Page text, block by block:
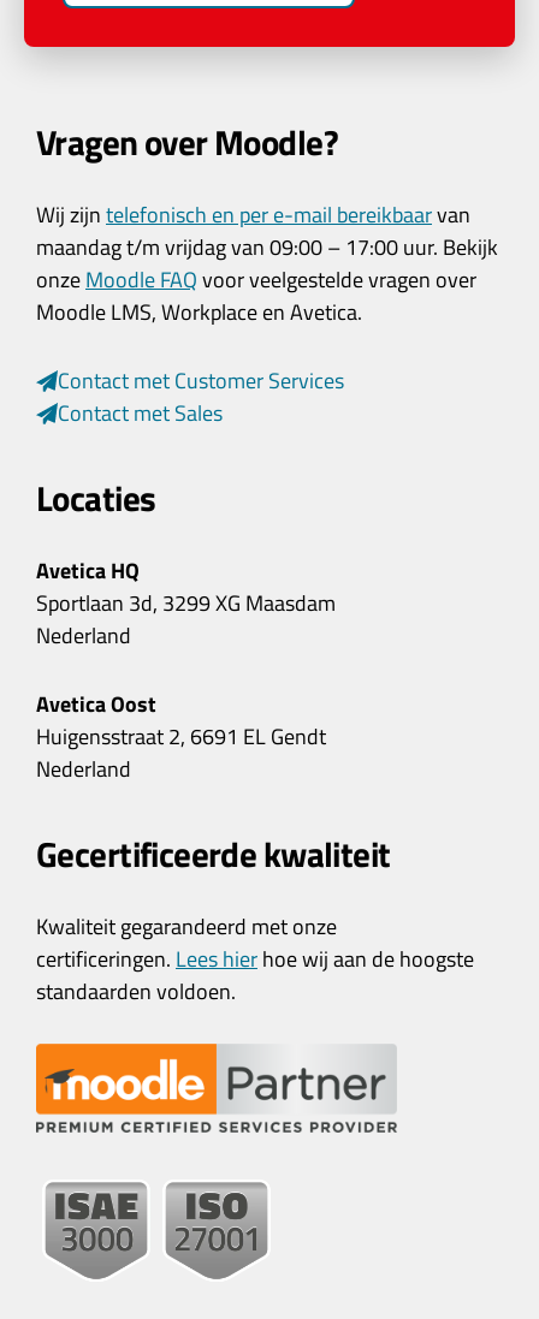
Vragen over Moodle?
Wij zijntelefonisch en per e-mail bereikbaarvan
maandag t/m vrijdag van 09:00 – 17:00 uur. Bekijk
onzeMoodle FAQvoor veelgestelde vragen over
Moodle LMS, Workplace en Avetica.
Contact met Customer Services
Contact met Sales
Locaties
Avetica HQ
Sportlaan 3d, 3299 XG Maasdam
Nederland
Avetica Oost
Huigensstraat 2, 6691 EL Gendt
Nederland
Gecertificeerde kwaliteit
Kwaliteit gegarandeerd met onze
certificeringen. Lees hierhoe wij aan de hoogste
standaarden voldoen.